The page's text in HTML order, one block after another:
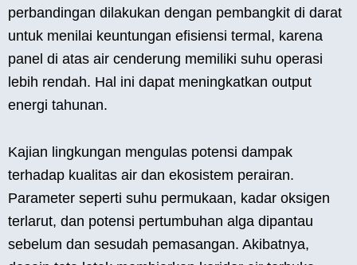
perbandingan dilakukan dengan pembangkit di darat
untuk menilai keuntungan efisiensi termal, karena
panel di atas air cenderung memiliki suhu operasi
lebih rendah. Hal ini dapat meningkatkan output
energi tahunan.
Kajian lingkungan mengulas potensi dampak
terhadap kualitas air dan ekosistem perairan.
Parameter seperti suhu permukaan, kadar oksigen
terlarut, dan potensi pertumbuhan alga dipantau
sebelum dan sesudah pemasangan. Akibatnya,